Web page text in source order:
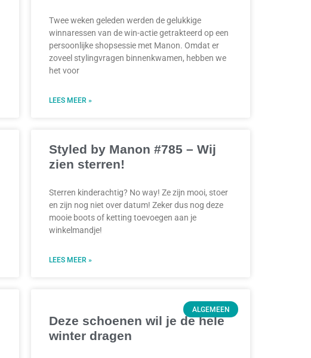
Twee weken geleden werden de gelukkige
winnaressen van de win-actie getrakteerd op een
persoonlijke shopsessie met Manon. Omdat er
zoveel stylingvragen binnenkwamen, hebben we
het voor
LEES MEER »
Styled by Manon #785 – Wij
zien sterren!
Sterren kinderachtig? No way! Ze zijn mooi, stoer
en zijn nog niet over datum! Zeker dus nog deze
mooie boots of ketting toevoegen aan je
winkelmandje!
LEES MEER »
ALGEMEEN
Deze schoenen wil je de hele
winter dragen